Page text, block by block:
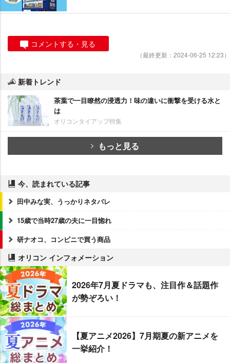
コメントする・見る
（最終更新：2024-06-25 12:23）
新着トレンド
茶葉で一目瞭然の浸透力！味の違いに衝撃を受ける水と
は
オリコンタイアップ特集
もっと見る
今、読まれている記事
田中みな実、うっかりネタバレ
15歳で当時27歳の夫に一目惚れ
研ナオコ、コンビニで買う商品
オリコン インフォメーション
2026年7月夏ドラマも、注目作＆話題作
が勢ぞろい！
【夏アニメ2026】7月期夏の新アニメを
一挙紹介！